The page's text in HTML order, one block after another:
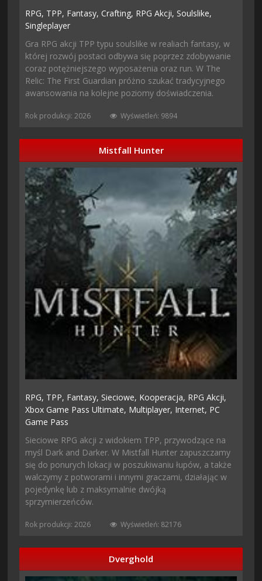
RPG, TPP, Fantasy,Crafting, RPG Akcji,Soulslike,
Singleplayer
Gra RPG akcji TPP typu soulslike w realiach fantasy, w
której rozwój postaci odbywa się poprzez zdobywanie
coraz potężniejszego wyposażenia oraz run. W The
Relic: The First Guardian próżno szukać tradycyjnego
awansowania na kolejne poziomy doświadczenia.
Rok produkcji: 2026 Wyświetleń: 9894
Mistfall Hunter
RPG, TPP, Fantasy,Sieciowe, Kooperacja, RPG Akcji,
Xbox Game Pass Ultimate, Multiplayer, Internet, PC
Game Pass
Sieciowe RPG akcji z widokiem TPP, przywodzące na
myśl Dark and Darker. W Mistfall Hunter zapuszczamy
się do ponurych lokacji w poszukiwaniu łupów, a także
walczymy z potworami i innymi graczami, działając w
pojedynkę lub z maksymalnie dwójką
sprzymierzeńców.
Rok produkcji: 2026 Wyświetleń: 82176
Dverghold